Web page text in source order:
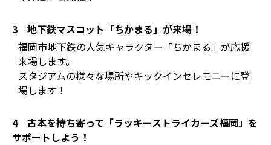
3 地下鉄マスコット「ちかまる」が来場！
福岡市地下鉄の人気キャラクター「ちかまる」が応援
来場します。
スタジアムの様々な場所やキックインセレモニーに登
場します！
4 古本を持ち寄って「ラッキーストライカーズ福岡」を
サポートしよう！